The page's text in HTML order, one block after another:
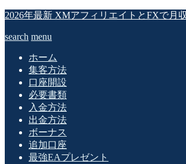
2026年最新 XMアフィリエイトとFXで月
search menu
ホーム
集客方法
口座開設
必要書類
入金方法
出金方法
ボーナス
追加口座
最強EAプレゼント